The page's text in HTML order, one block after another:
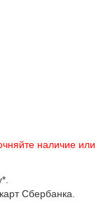
наличие или
Сбербанка.